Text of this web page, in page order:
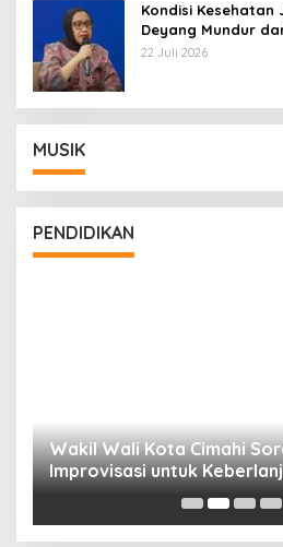
Kondisi Kesehatan
Deyang Mundur
Wamentan
22 Juli 2026
MUSIK
PENDIDIKAN
Wakil Wali Kota Cimahi
Improvisasi untuk
Pendidikan